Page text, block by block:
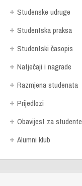
Studenske udruge
Studentska praksa
Studentski časopis
Natječaji i nagrade
Razmjena studenata
Prijedlozi
Obavijest za studente
Alumni klub